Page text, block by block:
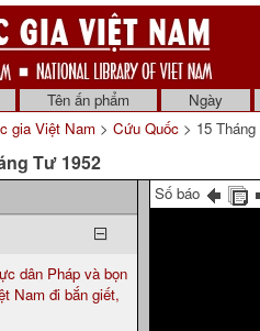
Tên ấn phẩm
Ngày
gia Việt Nam > Cứu Quốc > 15
Tư 1952
dân Pháp và bọn
Nam đi bắn giết,
Số báo